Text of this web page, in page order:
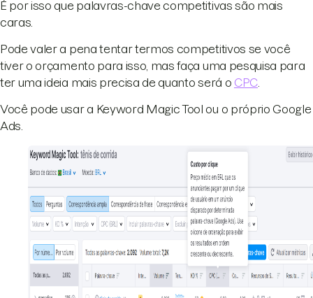
É por isso que palavras-chave competitivas são mais
caras.
Pode valer a pena tentar termos competitivos se você
tiver o orçamento para isso, mas faça uma pesquisa para
ter uma ideia mais precisa de quanto será o CPC.
Você pode usar a Keyword Magic Tool ou o próprio Google
Ads.